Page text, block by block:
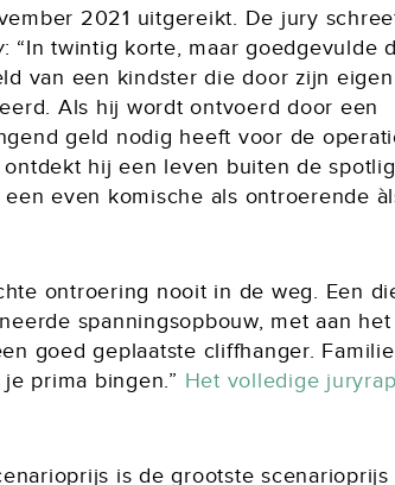
2021 uitgereikt. De jury
: “In twintig korte, maar goedgevulde
van een kindster die door zijn eigen
Als hij wordt ontvoerd door een
geld nodig heeft voor de
hij een leven buiten de
even komische als ontroerende
ontroering nooit in de weg. Een
spanningsopbouw, met aan
goed geplaatste cliffhanger.
prima bingen.” Het volledige
is de grootste